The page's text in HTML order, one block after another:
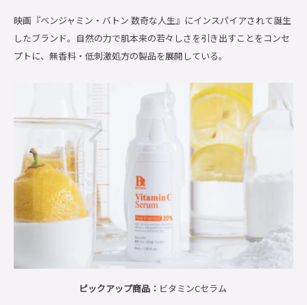
映画『ベンジャミン・バトン 数奇な人生』にインスパイアされて誕生
したブランド。自然の力で肌本来の若々しさを引き出すことをコンセ
プトに、無香料・低刺激処方の製品を展開している。
ピックアップ商品： ビタミンCセラム